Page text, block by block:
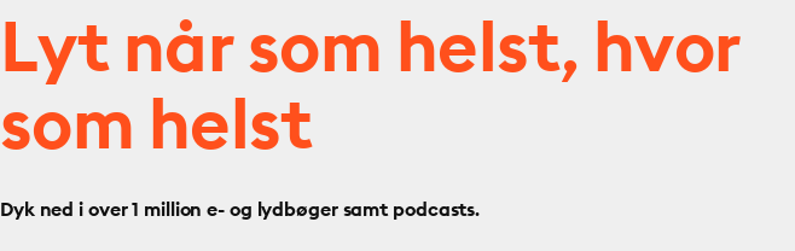
Lyt når som helst, hvor
som helst
Dyk ned i over 1 million e- og lydbøger samt podcasts.